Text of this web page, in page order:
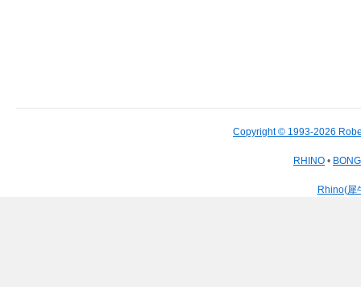
Copyright © 1993-2026
RHINO •
Rhino(犀